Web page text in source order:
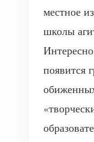
местное
школы
появится